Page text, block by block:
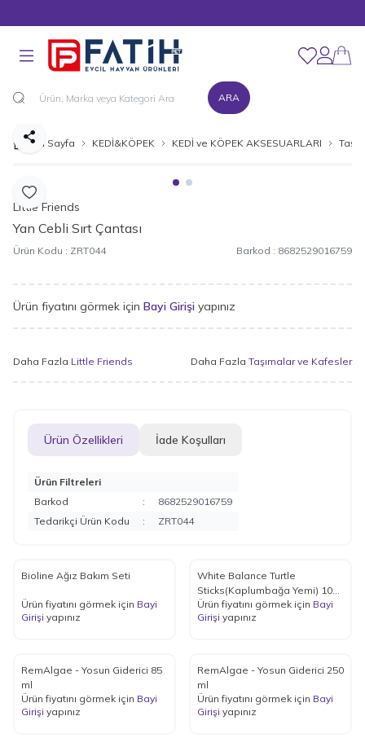
ARA
Hesabım
Favorilerim
Ana Sayfa KEDİ&KÖPEK KEDİ ve KÖPEK AKSESUARLARI
Favoriye Ekle
Paylaş
Little Friends
Yan Cebli Sırt Çantası
Ürün Kodu : ZRT044 Barkod : 8682529016759
Ürün fiyatını görmek için Bayi Girişi yapınız
Daha Fazla Little Friends Daha Fazla Taşımalar ve Kafesler
Ürün Özellikleri İade Koşulları
Ürün Filtreleri
Barkod
:
8682529016759
Tedarikçi Ürün Kodu
: ZRT044
Bioline Ağız Bakım Seti
Ürün fiyatını görmek için Bayi
Girişi yapınız
White Balance Turtle
Sticks(Kaplumbağa Yemi) 1000
ml
Ürün fiyatını görmek için Bayi
Girişi yapınız
RemAlgae - Yosun Giderici 85
ml
Ürün fiyatını görmek için Bayi
Girişi yapınız
RemAlgae - Yosun Giderici 250
ml
Ürün fiyatını görmek için Bayi
Girişi yapınız